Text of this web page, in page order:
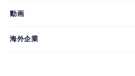
動画
海外企業